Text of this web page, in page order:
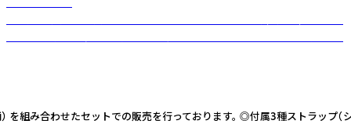
合わせたセットでの販売を行っております。 ◎付属3種ストラッ